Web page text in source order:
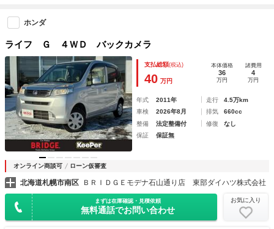
ホンダ
ライフ Ｇ ４ＷＤ バックカメラ
支払総額(税込)
40 万円
本体価格
36
万円
諸費用
4
万円
年式 2011年 走行
4.5万km
車検
2026年8月 排気
660cc
整備
法定整備付 修復
なし
保証
保証無
オンライン商談可 ローン仮審査
北海道札幌市南区 ＢＲＩＤＧＥモデナ石山通り店 東部ダイハツ株式会社
まずは在庫確認・見積依頼
無料通話でお問い合わせ
お気に入り